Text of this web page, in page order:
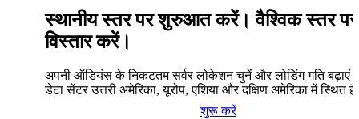
स्थानीय स्तर पर शुरुआत करें। वैश्विक स्तर पर
विस्तार करें।
अपनी ऑडियंस के निकटतम सर्वर लोकेशन चुनें और लोडिंग गति बढ़ाएं।
डेटा सेंटर उत्तरी अमेरिका, यूरोप, एशिया और दक्षिण अमेरिका में स्थित
शुरू करें